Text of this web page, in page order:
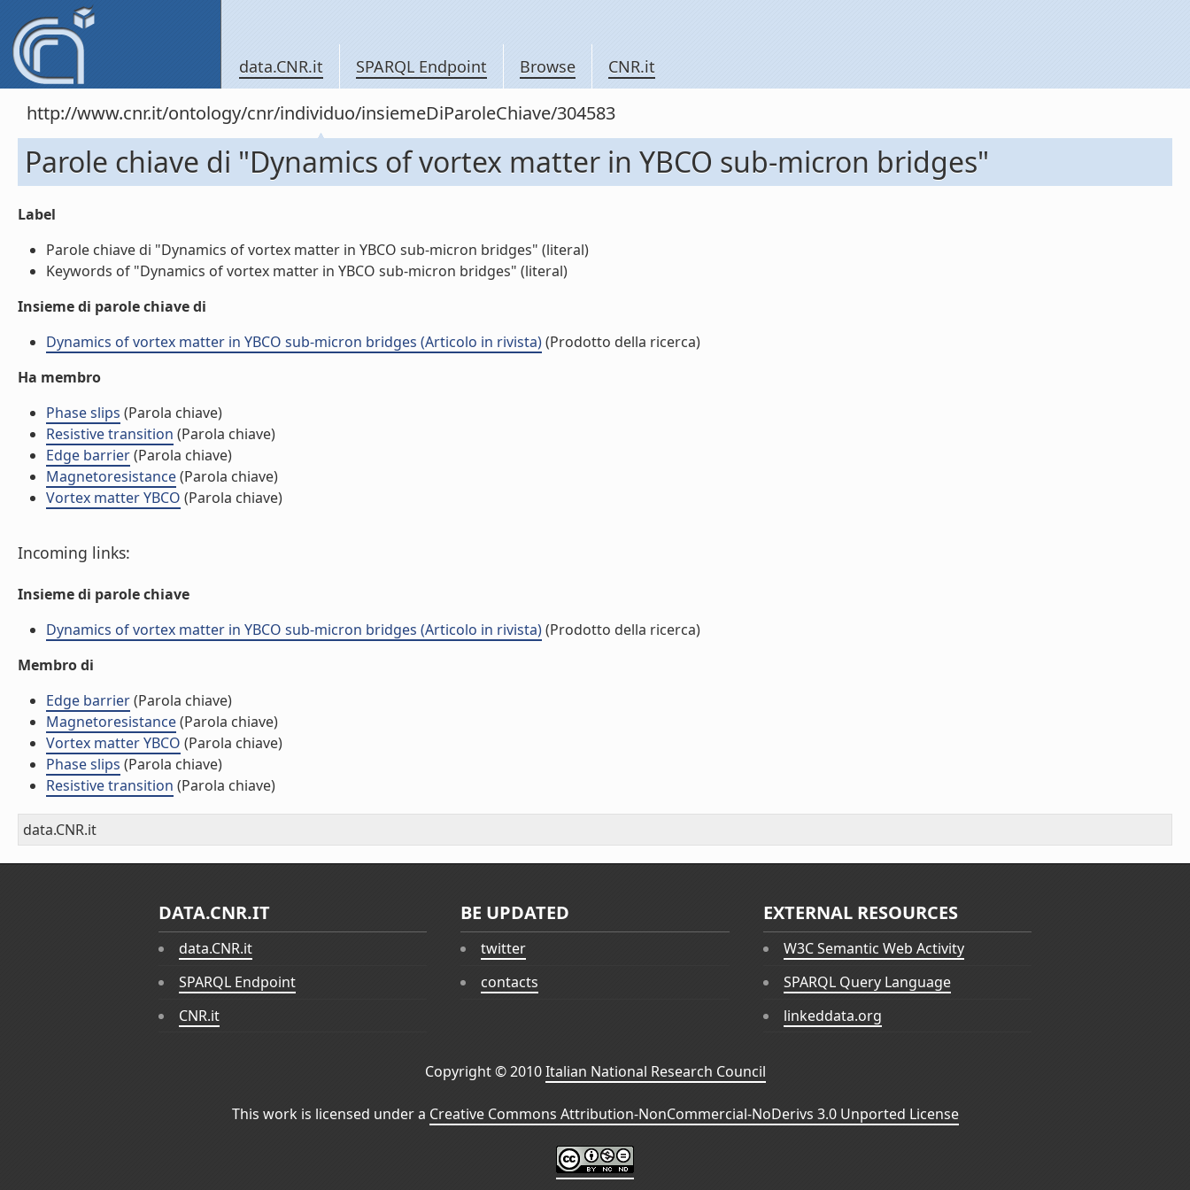
data.CNR.it SPARQL Endpoint Browse CNR.it
http://www.cnr.it/ontology/cnr/individuo/insiemeDiParoleChiave/304583
Parole chiave di "Dynamics of vortex matter in YBCO sub-micron bridges"
Label
Parole chiave di "Dynamics of vortex matter in YBCO sub-micron bridges" (literal)
Keywords of "Dynamics of vortex matter in YBCO sub-micron bridges" (literal)
Insieme di parole chiave di
Dynamics of vortex matter in YBCO sub-micron bridges (Articolo in rivista)(Prodotto della ricerca)
Ha membro
Phase slips (Parola chiave)
Resistive transition (Parola chiave)
Edge barrier(Parola chiave)
Magnetoresistance(Parola chiave)
Vortex matter YBCO (Parola chiave)
Incoming links:
Insieme di parole chiave
Dynamics of vortex matter in YBCO sub-micron bridges (Articolo in rivista)(Prodotto della ricerca)
Membro di
Edge barrier(Parola chiave)
Magnetoresistance(Parola chiave)
Vortex matter YBCO (Parola chiave)
Phase slips (Parola chiave)
Resistive transition (Parola chiave)
data.CNR.it
DATA.CNR.IT
data.CNR.it
SPARQL Endpoint
CNR.it
BE UPDATED
twitter
contacts
EXTERNAL RESOURCES
W3C Semantic Web Activity
SPARQL Query Language
linkeddata.org
Copyright © 2010Italian National Research Council
This work is licensed under a Creative Commons Attribution-NonCommercial-NoDerivs 3.0 Unported License